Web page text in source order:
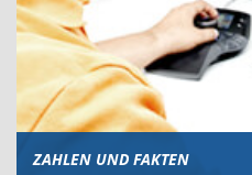
ZAHLEN UND FAKTEN